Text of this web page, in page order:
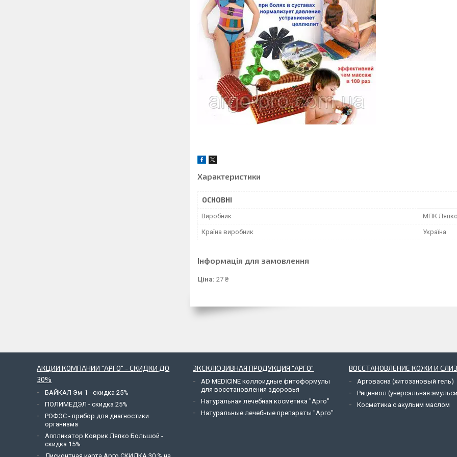
Характеристики
ОСНОВНІ
Виробник МПК
Країна виробник Україна
Інформація для замовлення
Ціна: 27 ₴
АКЦИИ КОМПАНИИ "АРГО" - СКИДКИ ДО
30%
БАЙКАЛ Эм-1 - скидка 25%
ПОЛИМЕДЭЛ - скидка 25%
РОФЭС - прибор для диагностики
организма
Аппликатор Коврик Ляпко Большой -
скидка 15%
ЭКСКЛЮЗИВНАЯ ПРОДУКЦИЯ "АРГО"
AD MEDICINE коллоидные фитоформулы
для восстановления здоровья
Натуральная лечебная косметика "Арго"
Натуральные лечебные препараты "Арго"
ВОССТАНОВЛЕНИЕ КОЖИ И
Арговасна (хитозановый гель)
Рициниол (унерсальная
Косметика с акульим маслом